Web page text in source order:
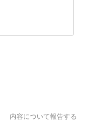
内容について報告する